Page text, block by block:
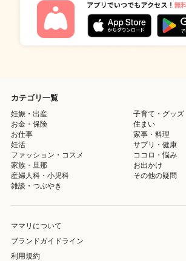
カテゴリ一覧
妊娠・出産
子育て・グッズ
お金・保険
住まい
お仕事
家事・料理
妊活
サプリ・健康
ファッション・コスメ
ココロ・悩み
家族・旦那
お出かけ
産婦人科・小児科
その他の疑問
雑談・つぶやき
ママリについて
ブランドガイドライン
利用規約